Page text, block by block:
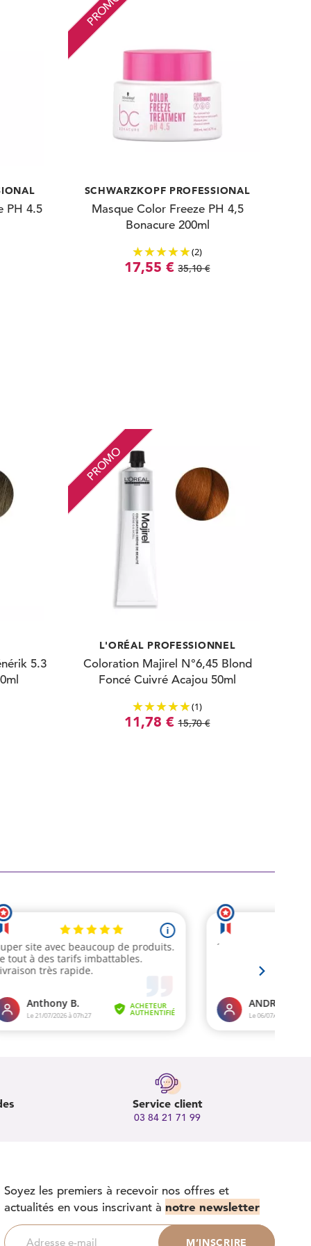
PH 4.5
PROMO
SCHWARZKOPF PROFESSIONAL
Masque Color Freeze PH 4,5
Bonacure 200ml
(2)
17,55 € 35,10 €
5.3
PROMO
L'ORÉAL PROFESSIONNEL
Coloration Majirel N°6,45 Blond
Foncé Cuivré Acajou 50ml
(1)
11,78 € 15,70 €
Service client
03 84 21 71 99
Soyez les premiers à recevoir nos offres et
actualités en vous inscrivant à notre newsletter